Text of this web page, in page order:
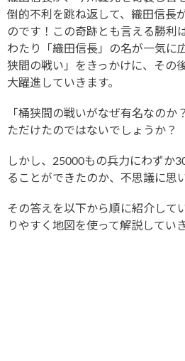
倒的不利を跳ね返して、織田信長
のです！この奇跡とも言える勝利
わたり「織田信長」の名が一気に
狭間の戦い」をきっかけに、その
大躍進していきます。
「桶狭間の戦いがなぜ有名なのか
ただけたのではないでしょうか？
しかし、25000もの兵力にわずか
ることができたのか、不思議に思
その答えを以下から順に紹介して
りやすく地図を使って解説してい